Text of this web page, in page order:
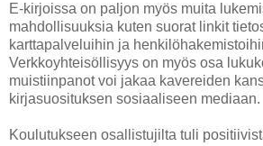
E-kirjoissa on paljon myös muita
mahdollisuuksia kuten suorat linkit
karttapalveluihin ja
Verkkoyhteisöllisyys on myös osa
muistiinpanot voi jakaa kavereiden
kirjasuosituksen sosiaaliseen mediaan.
Koulutukseen osallistujilta tuli